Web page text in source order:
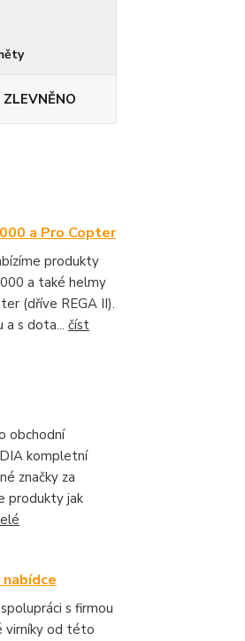
a Pro Copter
produkty
a také helmy
(dříve REGA II).
a s dota... číst
obchodní
kompletní
značky za
produkty jak
s firmou
virníky od této